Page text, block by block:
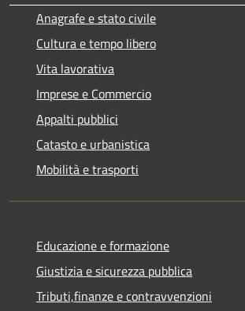
Anagrafe e stato civile
Cultura e tempo libero
Vita lavorativa
Imprese e Commercio
Appalti pubblici
Catasto e urbanistica
Mobilità e trasporti
Educazione e formazione
Giustizia e sicurezza pubblica
Tributi,finanze e contravvenzioni